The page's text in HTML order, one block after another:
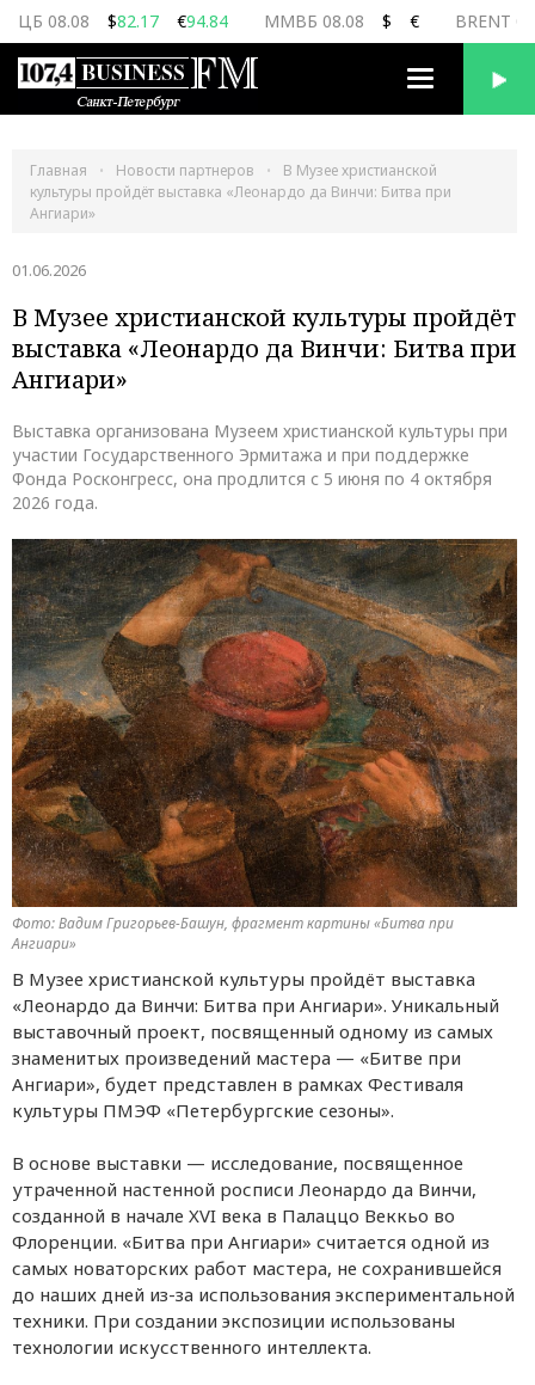
ЦБ 08.08 $82.17 €94.84 ММВБ 08.08 $ € BRENT
Переключить
Главная Новости партнеров
В Музее христианской
культуры пройдёт выставка «Леонардо да Винчи: Битва при
Ангиари»
01.06.2026
В Музее христианской культуры пройдёт
выставка «Леонардо да Винчи: Битва при
Ангиари»
Выставка организована Музеем христианской культуры при
участии Государственного Эрмитажа и при поддержке
Фонда Росконгресс, она продлится с 5 июня по 4 октября
2026 года.
Фото: Вадим Григорьев-Башун, фрагмент картины «Битва при
Ангиари»
В Музее христианской культуры пройдёт выставка
«Леонардо да Винчи: Битва при Ангиари». Уникальный
выставочный проект, посвященный одному из самых
знаменитых произведений мастера — «Битве при
Ангиари», будет представлен в рамках Фестиваля
культуры ПМЭФ «Петербургские сезоны».
В основе выставки — исследование, посвященное
утраченной настенной росписи Леонардо да Винчи,
созданной в начале XVI века в Палаццо Веккьо во
Флоренции. «Битва при Ангиари» считается одной из
самых новаторских работ мастера, не сохранившейся
до наших дней из-за использования экспериментальной
техники. При создании экспозиции использованы
технологии искусственного интеллекта.